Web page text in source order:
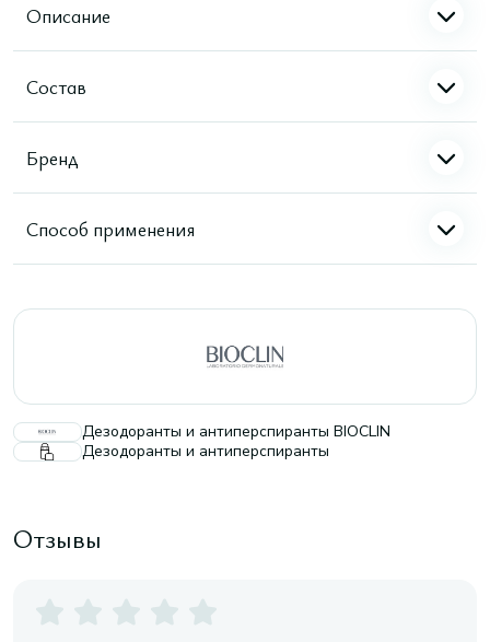
Описание
Состав
Бренд
Способ применения
Дезодоранты и антиперспиранты BIOCLIN
Дезодоранты и антиперспиранты
Отзывы